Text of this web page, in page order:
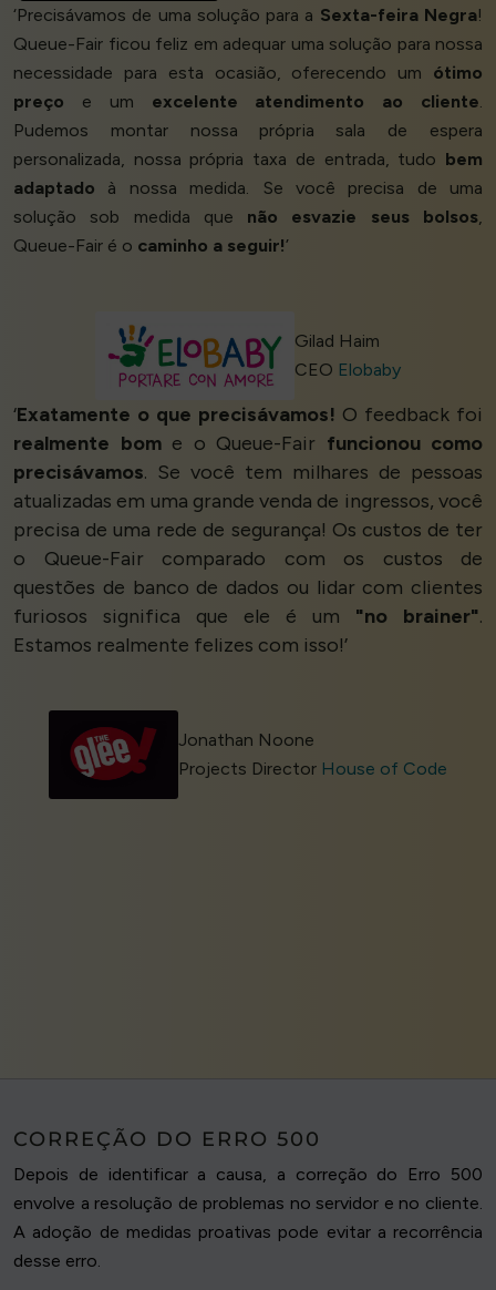
‘Precisávamos de uma solução para a Sexta-feira Negra!
Queue-Fair ficou feliz em adequar uma solução para nossa
necessidade para esta ocasião, oferecendo um ótimo
preço e um excelente atendimento ao cliente
Pudemos montar nossa própria sala de espera
personalizada, nossa própria taxa de entrada, tudo bem
adaptado à nossa medida. Se você precisa de uma
solução sob medida que não esvazie seus bolsos
Queue-Fair é o caminho a seguir!’
Gilad Haim
CEO Elobaby
‘Exatamente o que precisávamos! O feedback foi
realmente bome o Queue-Fair funcionou como
precisávamos. Se você tem milhares de pessoas
atualizadas em uma grande venda de ingressos, você
precisa de uma rede de segurança! Os custos de ter
o Queue-Fair comparado com os custos de
questões de banco de dados ou lidar com clientes
furiosos significa que ele é um "no brainer".
Estamos realmente felizes com isso!’
Jonathan Noone
Projects Director House of Code
CORREÇÃO DO ERRO 500
Depois de identificar a causa, a correção do Erro 500
envolve a resolução de problemas no servidor e no cliente.
A adoção de medidas proativas pode evitar a recorrência
desse erro.